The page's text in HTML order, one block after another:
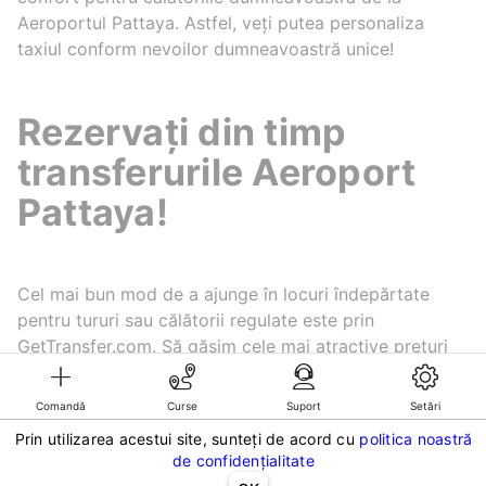
Comandă Curse Suport Setări
Prin utilizarea acestui site, sunteți de acord cu politica noastră
de confidențialitate
Aeroportul Pattaya. Astfel, veți putea personaliza
taxiul conform nevoilor dumneavoastră unice!
Rezervați din timp
transferurile Aeroport
Pattaya!
Cel mai bun mod de a ajunge în locuri îndepărtate
pentru tururi sau călătorii regulate este prin
GetTransfer.com. Să găsim cele mai atractive prețuri
pentru o cursă!
©KG GLOBAL LIMITED. GetTransfer® is trademark of KG GLOBAL LIMITED.
All rights reserved.